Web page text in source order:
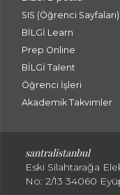
SIS (Öğrenci Sayfaları)
BİLGİ Learn
Prep Online
BİLGİ Talent
Öğrenci İşleri
Akademik Takvimler
santralistanbul
Eski Silahtarağa
No: 2/13 34060